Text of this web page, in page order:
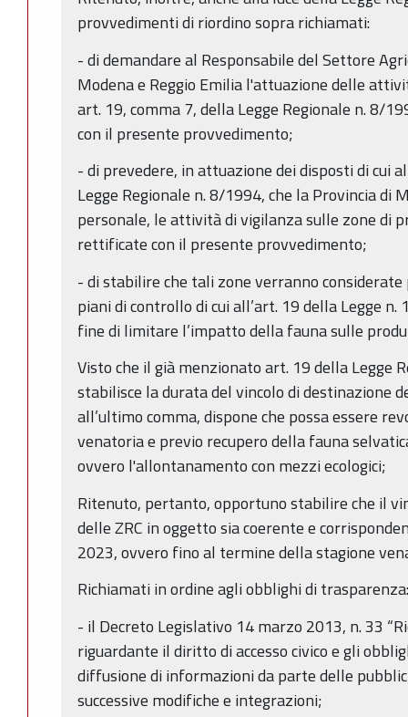
provvedimenti di riordino sopra richiamati:
- di demandare al Responsabile del Settore
Modena e Reggio Emilia l'attuazione delle
art. 19, comma 7, della Legge Regionale n. 8/
con il presente provvedimento;
- di prevedere, in attuazione dei disposti di cui
Legge Regionale n. 8/1994, che la Provincia di
personale, le attività di vigilanza sulle zone di
rettificate con il presente provvedimento;
- di stabilire che tali zone verranno
piani di controllo di cui all’art. 19 della Legge
fine di limitare l’impatto della fauna sulle
Visto che il già menzionato art. 19 della Legge
stabilisce la durata del vincolo di destinazione
all’ultimo comma, dispone che possa essere
venatoria e previo recupero della fauna
ovvero l'allontanamento con mezzi ecologici;
Ritenuto, pertanto, opportuno stabilire che il
delle ZRC in oggetto sia coerente e
2023, ovvero fino al termine della stagione
Richiamati in ordine agli obblighi di trasparenza:
- il Decreto Legislativo 14 marzo 2013, n. 33
riguardante il diritto di accesso civico e gli
diffusione di informazioni da parte delle
successive modifiche e integrazioni;